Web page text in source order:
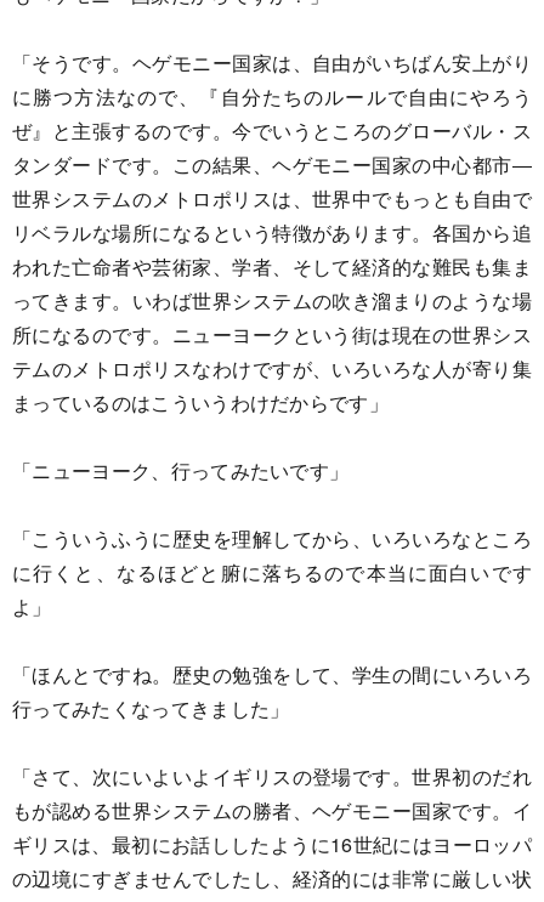
「そうです。ヘゲモニー国家は、自由がいちばん安上がり
に勝つ方法なので、『自分たちのルールで自由にやろう
ぜ』と主張するのです。今でいうところのグローバル・ス
タンダードです。この結果、ヘゲモニー国家の中心都市―
世界システムのメトロポリスは、世界中でもっとも自由で
リベラルな場所になるという特徴があります。各国から追
われた亡命者や芸術家、学者、そして経済的な難民も集ま
ってきます。いわば世界システムの吹き溜まりのような場
所になるのです。ニューヨークという街は現在の世界シス
テムのメトロポリスなわけですが、いろいろな人が寄り集
まっているのはこういうわけだからです」
「ニューヨーク、行ってみたいです」
「こういうふうに歴史を理解してから、いろいろなところ
に行くと、なるほどと腑に落ちるので本当に面白いです
よ」
「ほんとですね。歴史の勉強をして、学生の間にいろいろ
行ってみたくなってきました」
「さて、次にいよいよイギリスの登場です。世界初のだれ
もが認める世界システムの勝者、ヘゲモニー国家です。イ
ギリスは、最初にお話ししたように16世紀にはヨーロッパ
の辺境にすぎませんでしたし、経済的には非常に厳しい状